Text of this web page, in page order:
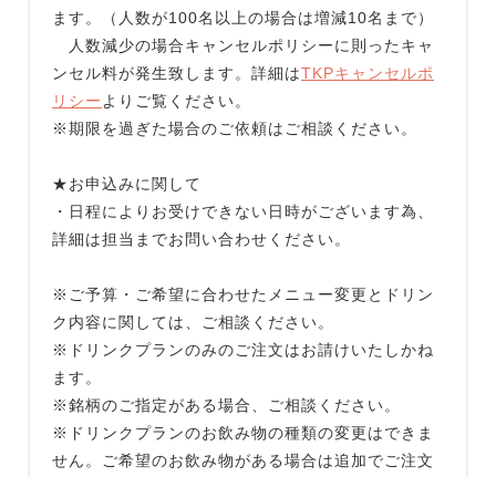
ます。（人数が100名以上の場合は増減10名まで）
人数減少の場合キャンセルポリシーに則ったキャ
ンセル料が発生致します。詳細はTKPキャンセルポ
リシー よりご覧ください。
※期限を過ぎた場合のご依頼はご相談ください。
★お申込みに関して
・日程によりお受けできない日時がございます為、
詳細は担当までお問い合わせください。
※ご予算・ご希望に合わせたメニュー変更とドリン
ク内容に関しては、ご相談ください。
※ドリンクプランのみのご注文はお請けいたしかね
ます。
※銘柄のご指定がある場合、ご相談ください。
※ドリンクプランのお飲み物の種類の変更はできま
せん。ご希望のお飲み物がある場合は追加でご注文